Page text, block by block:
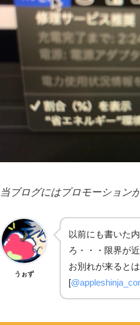
当ブログにはプロモーション
うぉず
以前にも書いた
ろ・・・限界が
お別れが来ると
[